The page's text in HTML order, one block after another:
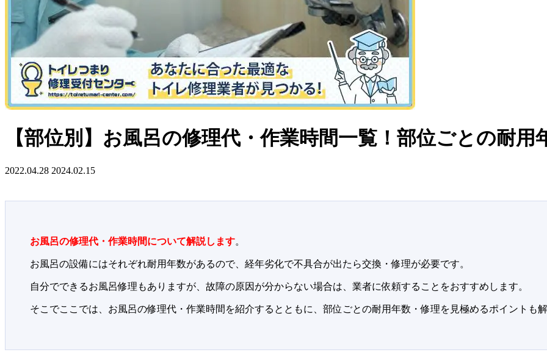
【部位別】お風呂の修理代・作業時間一覧！部位ごとの耐用
2022.04.28 2024.02.15
お風呂の修理代・作業時間について解説します。
お風呂の設備にはそれぞれ耐用年数があるので、経年劣化で不具合が出たら交換・修理が必要です。
自分でできるお風呂修理もありますが、故障の原因が分からない場合は、業者に依頼することをおすすめします。
そこでここでは、お風呂の修理代・作業時間を紹介するとともに、部位ごとの耐用年数・修理を見極めるポイントも